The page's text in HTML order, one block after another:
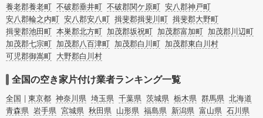
養老郡養老町 不破郡垂井町 不破郡関ケ原町 安八郡神戸町
安八郡輪之内町 安八郡安八町 揖斐郡揖斐川町 揖斐郡大野町
揖斐郡池田町 本巣郡北方町 加茂郡坂祝町 加茂郡富加町 加茂郡川辺町
加茂郡七宗町 加茂郡八百津町 加茂郡白川町 加茂郡東白川村
可児郡御嵩町 大野郡白川村
全国の空き家片付け業者ランキング一覧
全国 東京都 神奈川県 埼玉県 千葉県 茨城県 栃木県 群馬県 北海道
青森県 岩手県 宮城県 秋田県 山形県 福島県 新潟県 富山県 石川県